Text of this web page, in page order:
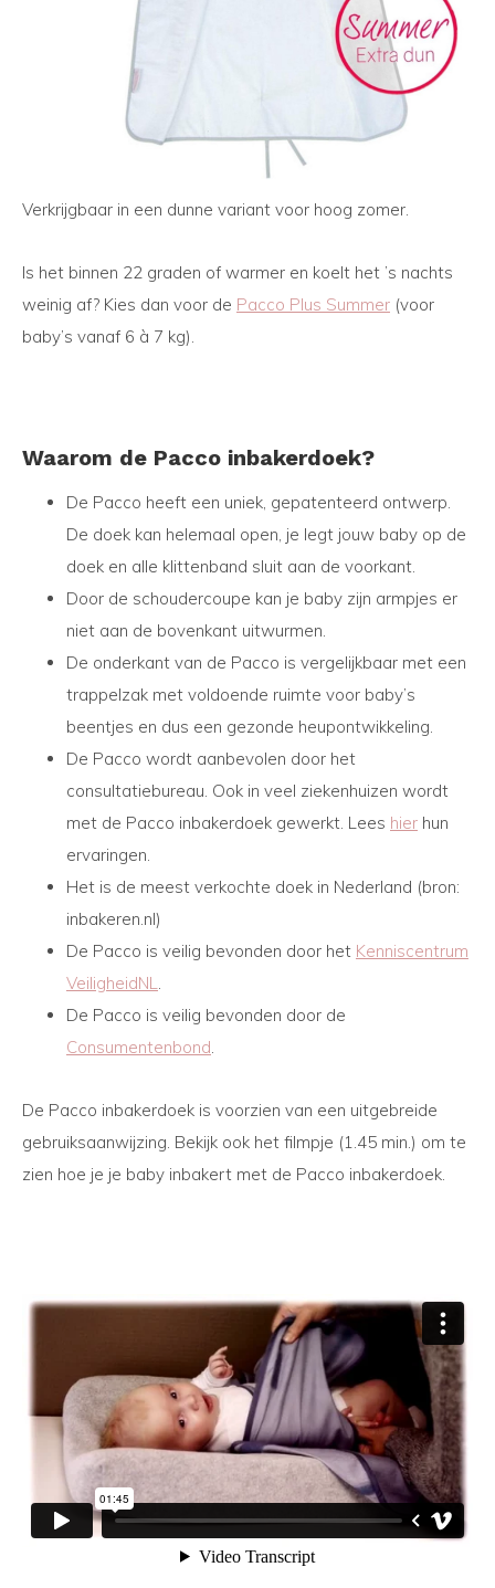
Verkrijgbaar in een dunne variant voor hoog zomer.
Is het binnen 22 graden of warmer en koelt het ’s nachts
weinig af? Kies dan voor de Pacco Plus Summer (voor
baby’s vanaf 6 à 7 kg).
Waarom de Pacco inbakerdoek?
De Pacco heeft een uniek, gepatenteerd ontwerp.
De doek kan helemaal open, je legt jouw baby op de
doek en alle klittenband sluit aan de voorkant.
Door de schoudercoupe kan je baby zijn armpjes er
niet aan de bovenkant uitwurmen.
De onderkant van de Pacco is vergelijkbaar met een
trappelzak met voldoende ruimte voor baby’s
beentjes en dus een gezonde heupontwikkeling.
De Pacco wordt aanbevolen door het
consultatiebureau. Ook in veel ziekenhuizen wordt
met de Pacco inbakerdoek gewerkt. Lees hier hun
ervaringen.
Het is de meest verkochte doek in Nederland (bron:
inbakeren.nl)
De Pacco is veilig bevonden door het Kenniscentrum
VeiligheidNL.
De Pacco is veilig bevonden door de
Consumentenbond.
De Pacco inbakerdoek is voorzien van een uitgebreide
gebruiksaanwijzing. Bekijk ook het filmpje (1.45 min.) om te
zien hoe je je baby inbakert met de Pacco inbakerdoek.